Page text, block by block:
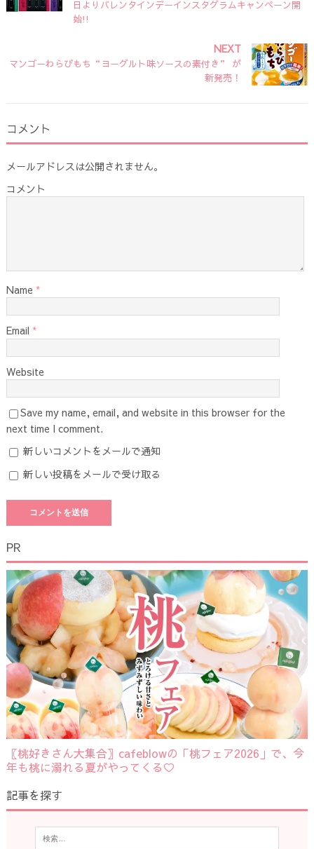
日よりバレンタインデーインスタグラムキャンペーン開
始!!
NEXT
マンゴーわらびもち“ヨーグルト味ソースの素付き” が
新発売！
コメント
メールアドレスは公開されません。
コメント
Name *
Email *
Website
Save my name, email, and website in this browser for the
next time I comment.
新しいコメントをメールで通知
新しい投稿をメールで受け取る
PR
〖桃好きさん大集合〗cafeblowの「桃フェア2026」で、今
年も桃に溺れる夏がやってくる♡
記事を探す